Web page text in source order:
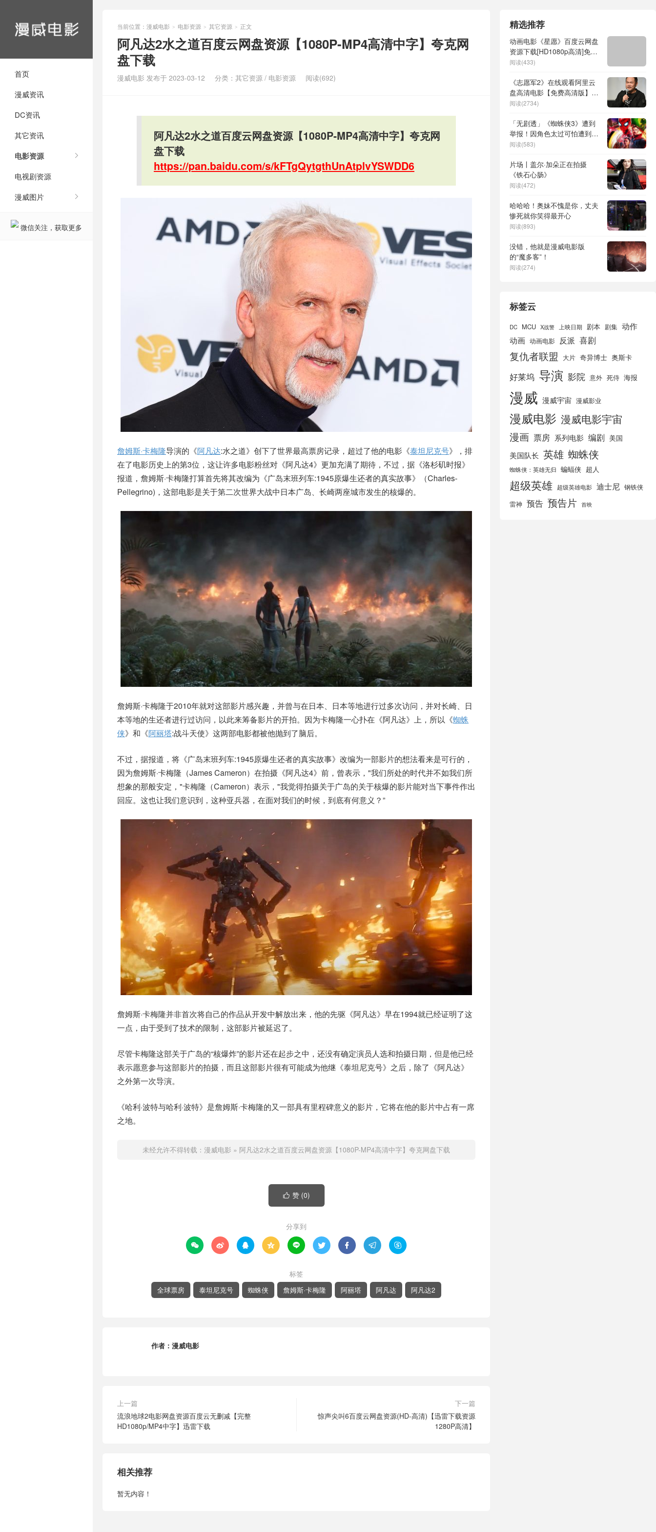
首页
漫威资讯
DC资讯
其它资讯
电影资源
电视剧资源
漫威图片
微信关注，获取更多
当前位置： 漫威电影 > 电影资源 > 其它资源 > 正文
阿凡达2水之道百度云网盘资源【1080P-MP4高清中字】夸克网
盘下载
漫威电影 发布于 2023-03-12 分类： 其它资源 / 电影资源 阅读(692)
阿凡达2水之道百度云网盘资源【1080P-MP4高清中字】夸克网
盘下载
https://pan.baidu.com/s/kFTgQytgthUnAtplvYSWDD6
詹姆斯·卡梅隆导演的《阿凡达:水之道》创下了世界最高票房记录，超过了他的电影《泰坦尼克号》，排
在了电影历史上的第3位，这让许多电影粉丝对《阿凡达4》更加充满了期待，不过，据《洛杉矶时报》
报道，詹姆斯·卡梅隆打算首先将其改编为《广岛末班列车:1945原爆生还者的真实故事》（Charles-
Pellegrino)，这部电影是关于第二次世界大战中日本广岛、长崎两座城市发生的核爆的。
詹姆斯·卡梅隆于2010年就对这部影片感兴趣，并曾与在日本、日本等地进行过多次访问，并对长崎、日
本等地的生还者进行过访问，以此来筹备影片的开拍。因为卡梅隆一心扑在《阿凡达》上，所以《蜘蛛
侠》和《阿丽塔:战斗天使》这两部电影都被他抛到了脑后。
不过，据报道，将《广岛末班列车:1945原爆生还者的真实故事》改编为一部影片的想法看来是可行的，
因为詹姆斯·卡梅隆（James Cameron）在拍摄《阿凡达4》前，曾表示，"我们所处的时代并不如我们所
想象的那般安定，"卡梅隆（Cameron）表示，"我觉得拍摄关于广岛的关于核爆的影片能对当下事件作出
回应。这也让我们意识到，这种亚兵器，在面对我们的时候，到底有何意义？”
詹姆斯·卡梅隆并非首次将自己的作品从开发中解放出来，他的先驱《阿凡达》早在1994就已经证明了这
一点，由于受到了技术的限制，这部影片被延迟了。
尽管卡梅隆这部关于广岛的“核爆炸”的影片还在起步之中，还没有确定演员人选和拍摄日期，但是他已经
表示愿意参与这部影片的拍摄，而且这部影片很有可能成为他继《泰坦尼克号》之后，除了《阿凡达》
之外第一次导演。
《哈利·波特与哈利·波特》是詹姆斯·卡梅隆的又一部具有里程碑意义的影片，它将在他的影片中占有一席
之地。
未经允许不得转载： 漫威电影 » 阿凡达2水之道百度云网盘资源【1080P-MP4高清中字】夸克网盘下载
 赞 (0)
分享到
        
标签
全球票房
泰坦尼克号 蜘蛛侠 詹姆斯·卡梅隆 阿丽塔 阿凡达 阿凡达2
作者： 漫威电影
上一篇
流浪地球2电影网盘资源百度云无删减【完整
HD1080p/MP4中字】迅雷下载
下一篇
惊声尖叫6百度云网盘资源(HD-高清)【迅雷下载资源
1280P高清】
相关推荐
暂无内容！
精选推荐
动画电影《星愿》百度云网盘
资源下载[HD1080p高清]免费
在线观看
阅读(433)
《志愿军2》在线观看阿里云
盘高清电影【免费高清版】最
新
阅读(2734)
「无剧透」《蜘蛛侠3》遭到
举报！因角色太过可怕遭到修
改，最终带来了黑化美国队长
阅读(583)
片场丨盖尔·加朵正在拍摄
《铁石心肠》
阅读(472)
哈哈哈！奥妹不愧是你，丈夫
惨死就你笑得最开心
阅读(893)
没错，他就是漫威电影版
的“魔多客”！
阅读(274)
标签云
DC MCU X战警 上映日期 剧本 剧集 动作
动画 动画电影 反派 喜剧
复仇者联盟 大片 奇异博士 奥斯卡
好莱坞 导演 影院 意外 死侍 海报
漫威 漫威宇宙 漫威影业
漫威电影 漫威电影宇宙
漫画 票房 系列电影 编剧 美国
美国队长 英雄 蜘蛛侠
蜘蛛侠：英雄无归 蝙蝠侠 超人
超级英雄 超级英雄电影 迪士尼 钢铁侠
雷神 预告 预告片 首映